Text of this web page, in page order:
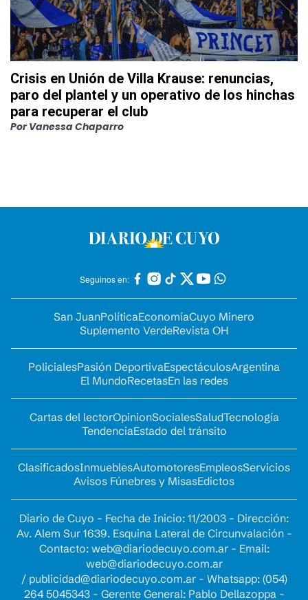
Crisis en Unión de Villa Krause: renuncias,
paro del plantel y un operativo de los hinchas
para recuperar el club
Por Vanessa Chaparro
Seguinos en:
San JuanPolíticaEconomíaCuyo Minero
Suplemento VerdeRevista OH
PolicialesPasión DeportivaEspectáculosArgentina
El MundoRecetasEn las redes
Cartas del lectorOpinionSocialesSaludTecnología
TendenciaEstado del tránsito
ClasificadosInmueblesAutomotoresEmpleosServicios
Avisos Fúnebres y MisasEdictos
Diario de Cuyo - Fecha de Inicio: 11/2003 - Dirección:
Av. Alem Sur 1639. Esquina Lateral de Circunvalación -
Contacto: web@diariodecuyo.com.ar- Email:
web@diariodecuyo.com.ar
/ publicidad@diariodecuyo.com.ar- Whatsapp: (054)
264 5045343 - Gerente General: Pablo Dellazoppa -